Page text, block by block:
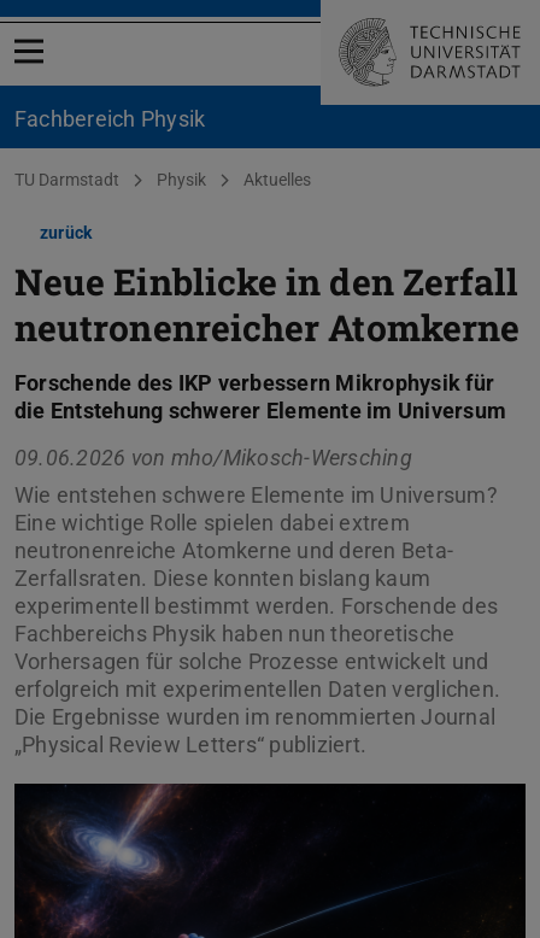
Menü öffnen
Fachbereich Physik
Sie befinden sich hier:
TU Darmstadt Physik Aktuelles
zurück
Neue Einblicke in den Zerfall
neutronenreicher Atomkerne
Forschende des IKP verbessern Mikrophysik für
die Entstehung schwerer Elemente im Universum
09.06.2026 von mho/Mikosch-Wersching
Wie entstehen schwere Elemente im Universum?
Eine wichtige Rolle spielen dabei extrem
neutronenreiche Atomkerne und deren Beta-
Zerfallsraten. Diese konnten bislang kaum
experimentell bestimmt werden. Forschende des
Fachbereichs Physik haben nun theoretische
Vorhersagen für solche Prozesse entwickelt und
erfolgreich mit experimentellen Daten verglichen.
Die Ergebnisse wurden im renommierten Journal
„Physical Review Letters“ publiziert.